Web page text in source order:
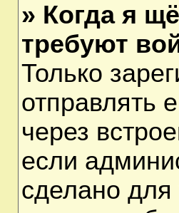
» Когда я
требуют
Только
отправлять
через
если
сделано для